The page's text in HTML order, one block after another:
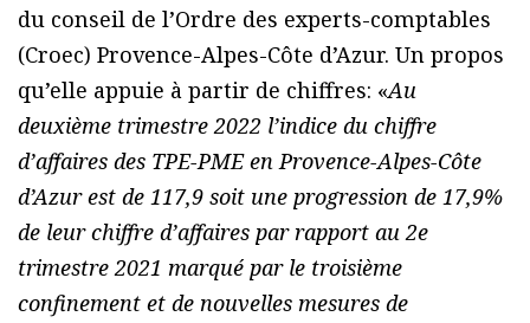
du conseil de l’Ordre des experts-comptables
(Croec) Provence-Alpes-Côte d’Azur. Un propos
qu’elle appuie à partir de chiffres: «Au
deuxième trimestre 2022 l’indice du chiffre
d’affaires des TPE-PME en Provence-Alpes-Côte
d’Azur est de 117,9 soit une progression de 17,9%
de leur chiffre d’affaires par rapport au 2e
trimestre 2021 marqué par le troisième
confinement et de nouvelles mesures de